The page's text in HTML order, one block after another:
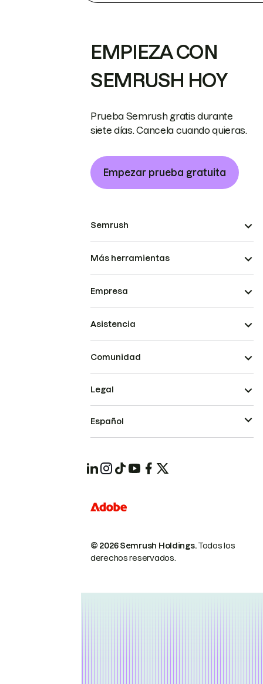
EMPIEZA CON
SEMRUSH HOY
Prueba Semrush gratis durante
siete días. Cancela cuando quieras.
Empezar prueba gratuita
Semrush
Más herramientas
Empresa
Asistencia
Comunidad
© 2026 Semrush Holdings.Todos los
derechos reservados.
Legal
Español